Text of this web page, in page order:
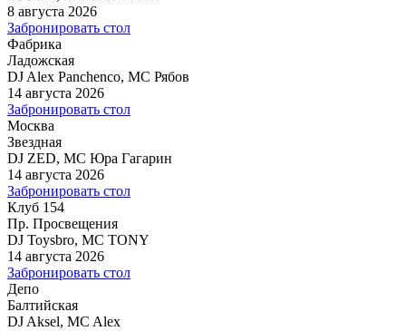
8 августа 2026
Забронировать стол
Фабрика
Ладожская
DJ Alex Panchenco, MC Рябов
14 августа 2026
Забронировать стол
Москва
Звездная
DJ ZED, MC Юра Гагарин
14 августа 2026
Забронировать стол
Клуб 154
Пр. Просвещения
DJ Toysbro, MC TONY
14 августа 2026
Забронировать стол
Депо
Балтийская
DJ Aksel, MC Alex